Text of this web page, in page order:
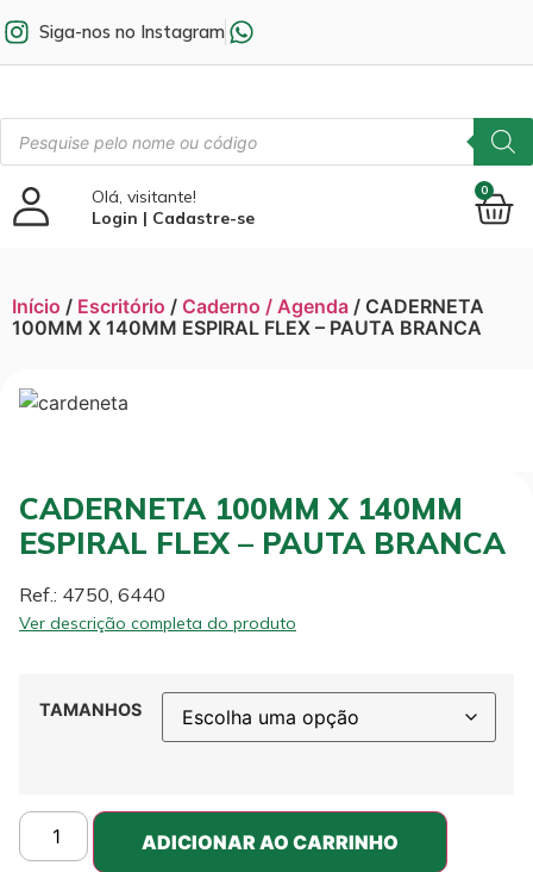
Siga-nos no Instagram
Olá, visitante!
Login | Cadastre-se
0
Início / Escritório / Caderno / Agenda / CADERNETA
100MM X 140MM ESPIRAL FLEX – PAUTA BRANCA
CADERNETA 100MM X 140MM
ESPIRAL FLEX – PAUTA BRANCA
Ref.: 4750, 6440
Ver descrição completa do produto
TAMANHOS
ADICIONAR AO CARRINHO